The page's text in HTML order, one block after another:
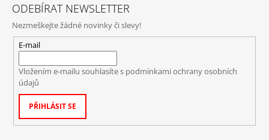
ODEBÍRAT NEWSLETTER
Nezmeškejte žádné novinky či slevy!
E-mail
Vložením e-mailu souhlasíte s podmínkami ochrany osobních
údajů
PŘIHLÁSIT SE